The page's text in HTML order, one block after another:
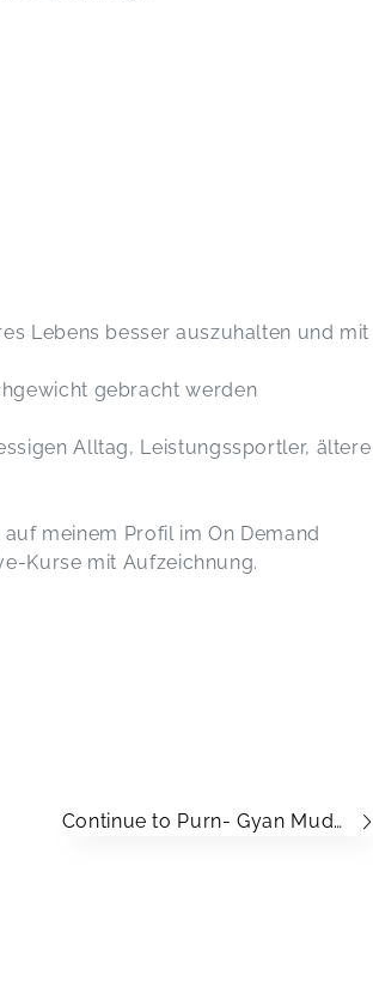
Lebens besser auszuhalten und mit
gebracht werden
Alltag, Leistungssportler, ältere
meinem Profil im On Demand
Kurse mit Aufzeichnung.
Continue to Purn- Gyan Mudra